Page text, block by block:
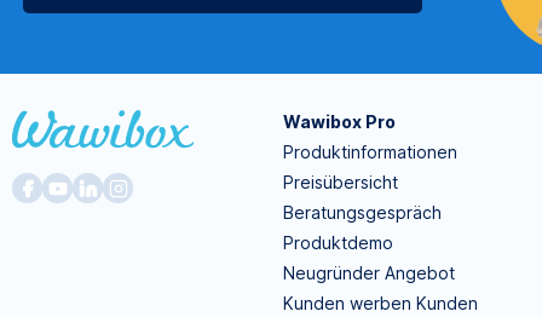
Wawibox Pro
Produktinformationen
Preisübersicht
Beratungsgespräch
Produktdemo
Neugründer Angebot
Kunden werben Kunden